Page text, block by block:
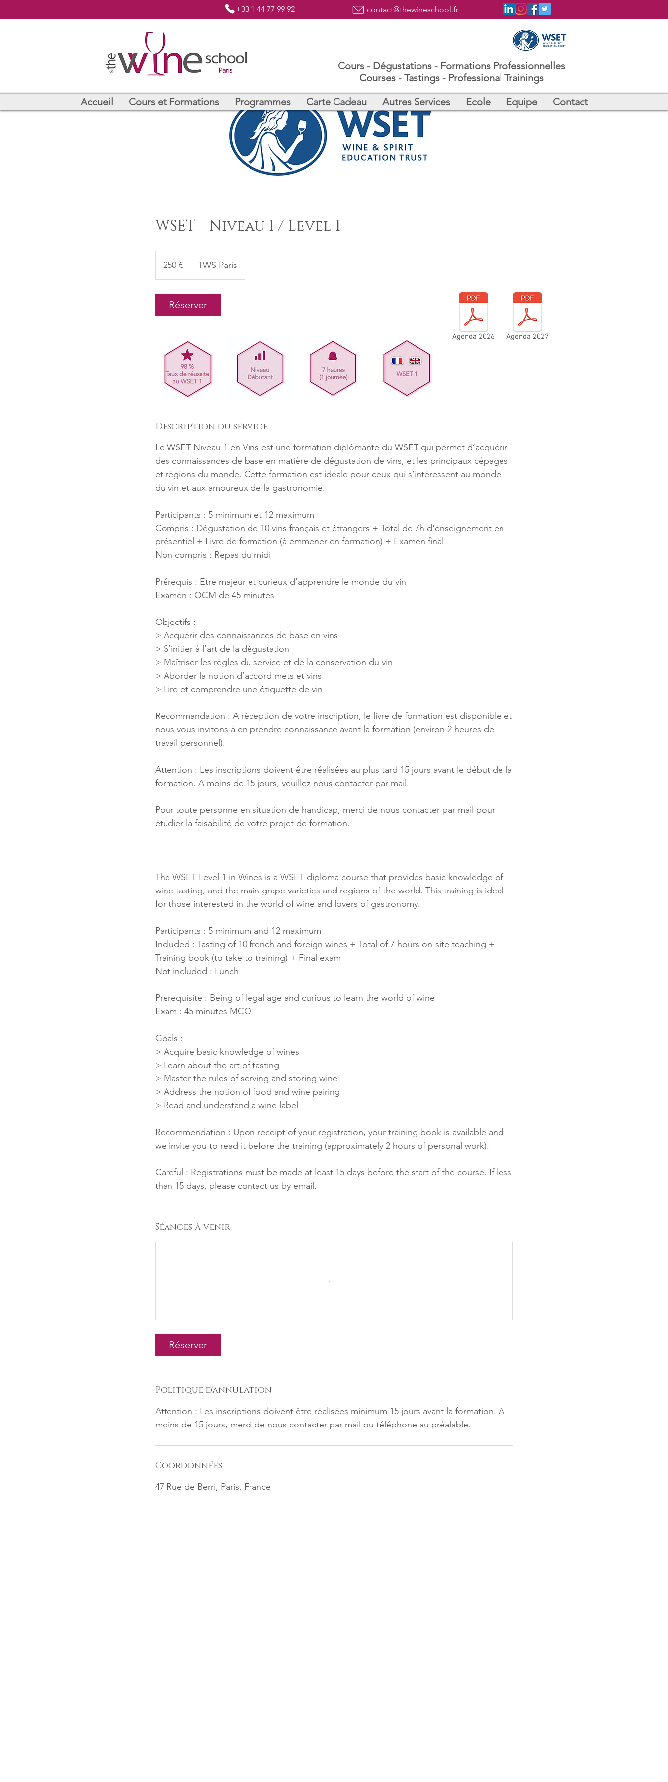
+33 1 44 77 99 92 contact@thewineschool.fr
Cours - Dégustations - Formations Professionnelles
Courses - Tastings - Professional Trainings
Accueil Cours et Formations Programmes Carte Cadeau Autres Services Ecole Equipe Contact
WSET - Niveau 1 / Level 1
250 € TWS Paris
Réserver
Description du service
Le WSET Niveau 1 en Vins est une formation diplômante du WSET qui permet d’acquérir
des connaissances de base en matière de dégustation de vins, et les principaux cépages
et régions du monde. Cette formation est idéale pour ceux qui s’intéressent au monde
du vin et aux amoureux de la gastronomie.
Participants : 5 minimum et 12 maximum
Compris : Dégustation de 10 vins français et étrangers + Total de 7h d'enseignement en
présentiel + Livre de formation (à emmener en formation) + Examen final
Non compris : Repas du midi
Prérequis : Etre majeur et curieux d'apprendre le monde du vin
Examen : QCM de 45 minutes
Objectifs :
> Acquérir des connaissances de base en vins
> S’initier à l’art de la dégustation
> Maîtriser les règles du service et de la conservation du vin
> Aborder la notion d’accord mets et vins
> Lire et comprendre une étiquette de vin
Recommandation : A réception de votre inscription, le livre de formation est disponible et
nous vous invitons à en prendre connaissance avant la formation (environ 2 heures de
travail personnel).
Attention : Les inscriptions doivent être réalisées au plus tard 15 jours avant le début de la
formation. A moins de 15 jours, veuillez nous contacter par mail.
Pour toute personne en situation de handicap, merci de nous contacter par mail pour
étudier la faisabilité de votre projet de formation.
----------------------------------------------------------
The WSET Level 1 in Wines is a WSET diploma course that provides basic knowledge of
wine tasting, and the main grape varieties and regions of the world. This training is ideal
for those interested in the world of wine and lovers of gastronomy.
Participants : 5 minimum and 12 maximum
Included : Tasting of 10 french and foreign wines + Total of 7 hours on-site teaching +
Training book (to take to training) + Final exam
Not included : Lunch
Prerequisite : Being of legal age and curious to learn the world of wine
Exam : 45 minutes MCQ
Goals :
> Acquire basic knowledge of wines
> Learn about the art of tasting
> Master the rules of serving and storing wine
> Address the notion of food and wine pairing
> Read and understand a wine label
Recommendation : Upon receipt of your registration, your training book is available and
we invite you to read it before the training (approximately 2 hours of personal work).
Careful : Registrations must be made at least 15 days before the start of the course. If less
than 15 days, please contact us by email.
Séances à venir
Réserver
Politique d'annulation
Attention : Les inscriptions doivent être réalisées minimum 15 jours avant la formation. A
moins de 15 jours, merci de nous contacter par mail ou téléphone au préalable.
Coordonnées
47 Rue de Berri, Paris, France
Agenda 2026 Agenda 2027